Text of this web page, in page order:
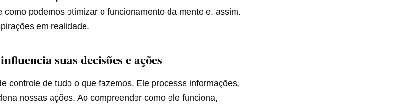
como podemos otimizar o funcionamento da mente e, assim,
em realidade.
suas decisões e ações
controle de tudo o que fazemos. Ele processa informações,
nossas ações. Ao compreender como ele funciona,